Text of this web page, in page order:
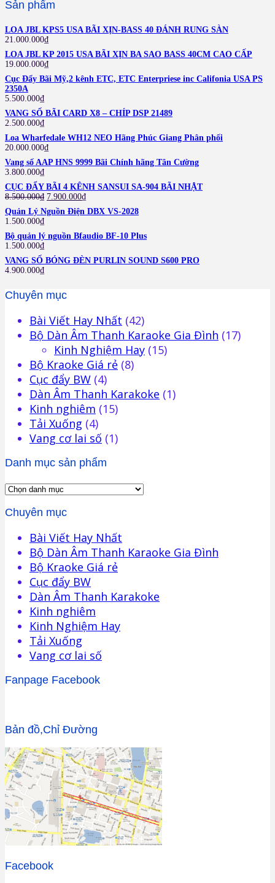
Sản phẩm
LOA JBL KPS5 USA BÃI XỊN-BASS 40 ĐÁNH RUNG SÀN
21.000.000₫
LOA JBL KP 2015 USA BÃI XỊN BA SAO BASS 40CM CAO CẤP
19.000.000₫
Cục Đẩy Bãi Mỹ,2 kênh ETC, ETC Enterpriese inc Califonia USA PS
2350A
5.500.000₫
VANG SỐ BÃI CARD X8 – CHÍP DSP 21489
2.500.000₫
Loa Wharfedale WH12 NEO Hãng Phúc Giang Phân phối
20.000.000₫
Vang số AAP HNS 9999 Bãi Chính hãng Tân Cường
3.800.000₫
CỤC ĐẨY BÃI 4 KÊNH SANSUI SA-904 BÃI NHẬT
8.500.000₫ 7.900.000₫
Quản Lý Nguồn Điện DBX VS-2028
1.500.000₫
Bộ quản lý nguồn Bfaudio BF-10 Plus
1.500.000₫
VANG SỐ BÓNG ĐÈN PURLIN SOUND S600 PRO
4.900.000₫
Chuyên mục
Bài Viết Hay Nhất (42)
Bộ Dàn Âm Thanh Karaoke Gia Đình (17)
Kinh Nghiệm Hay (15)
Bộ Kraoke Giá rẻ (8)
Cục đẩy BW (4)
Dàn Âm Thanh Karakoke (1)
Kinh nghiêm (15)
Tải Xuống (4)
Vang cơ lai số (1)
Danh mục sản phẩm
Chuyên mục
Bài Viết Hay Nhất
Bộ Dàn Âm Thanh Karaoke Gia Đình
Bộ Kraoke Giá rẻ
Cục đẩy BW
Dàn Âm Thanh Karakoke
Kinh nghiêm
Kinh Nghiệm Hay
Tải Xuống
Vang cơ lai số
Fanpage Facebook
Bản đồ,Chỉ Đường
Facebook